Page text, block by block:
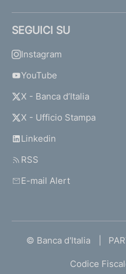
SEGUICI SU
Instagram
YouTube
X - Banca d’Italia
X - Ufficio Stampa
Linkedin
RSS
E-mail Alert
© Banca d'Italia
Codice